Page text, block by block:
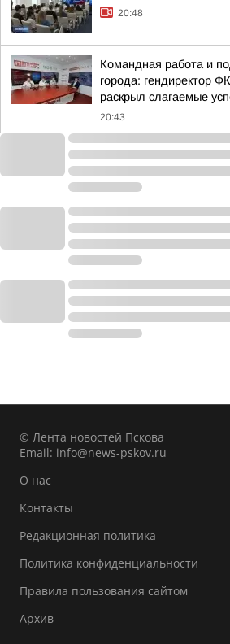
20:48
Командная работа и
города: гендиректор
раскрыл слагаемые
20:43
© Лента новостей Пскова
Email: info@news-pskov.ru
О нас
Контакты
Редакционная политика
Политика конфиденциальности
Правила пользования сайтом
Архив